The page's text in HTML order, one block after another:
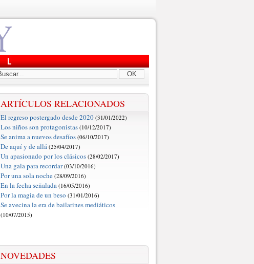
OK
ARTÍCULOS RELACIONADOS
El regreso postergado desde 2020 (31/01/2022)
Los niños son protagonistas (10/12/2017)
Se anima a nuevos desafíos (06/10/2017)
De aquí y de allá (25/04/2017)
Un apasionado por los clásicos (28/02/2017)
Una gala para recordar(03/10/2016)
Por una sola noche (28/09/2016)
En la fecha señalada (16/05/2016)
Por la magia de un beso (31/01/2016)
Se avecina la era de bailarines mediáticos
(10/07/2015)
NOVEDADES